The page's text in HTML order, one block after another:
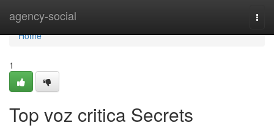
agency-social
Home
Home
1
Top voz critica Secrets